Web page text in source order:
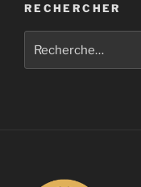
RECHERCHER